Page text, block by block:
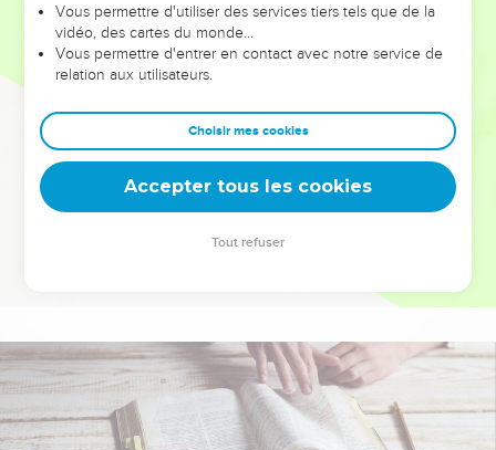
et les saisons difficiles qu'ils ont traversés, alors même que ce
sont elles qui les ont façonnés.
Dans cette conférence, leaders, entrepreneurs, et responsables
clés pour avancer avec plus de sagesse afin que leurs erreurs
deviennent vos tremplins. Que vous guidiez un ministère, une
équipe, un groupe ou une famille, leur expérience est faite
Vous permettre d'utiliser des services tiers tels que de la
vidéo, des cartes du monde…
Vous permettre d'entrer en contact avec notre service de
relation aux utilisateurs.
Choisir mes cookies
Accepter tous les cookies
Tout refuser